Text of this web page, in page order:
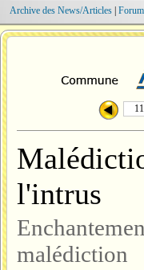
Archive des News/Articles|
l'intrus
malédiction